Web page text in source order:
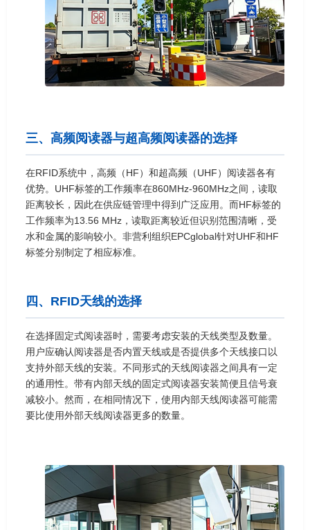
三、高频阅读器与超高频阅读器的选择
在RFID系统中，高频（HF）和超高频（UHF）阅读器各有
优势。UHF标签的工作频率在860MHz-960MHz之间，读取
距离较长，因此在供应链管理中得到广泛应用。而HF标签的
工作频率为13.56 MHz，读取距离较近但识别范围清晰，受
水和金属的影响较小。非营利组织EPCglobal针对UHF和HF
标签分别制定了相应标准。
四、RFID天线的选择
在选择固定式阅读器时，需要考虑安装的天线类型及数量。
用户应确认阅读器是否内置天线或是否提供多个天线接口以
支持外部天线的安装。不同形式的天线阅读器之间具有一定
的通用性。带有内部天线的固定式阅读器安装简便且信号衰
减较小。然而，在相同情况下，使用内部天线阅读器可能需
要比使用外部天线阅读器更多的数量。